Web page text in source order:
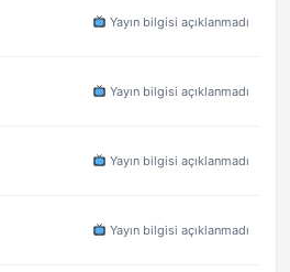
Yayın bilgisi açıklanmadı
Yayın bilgisi açıklanmadı
Yayın bilgisi açıklanmadı
Yayın bilgisi açıklanmadı